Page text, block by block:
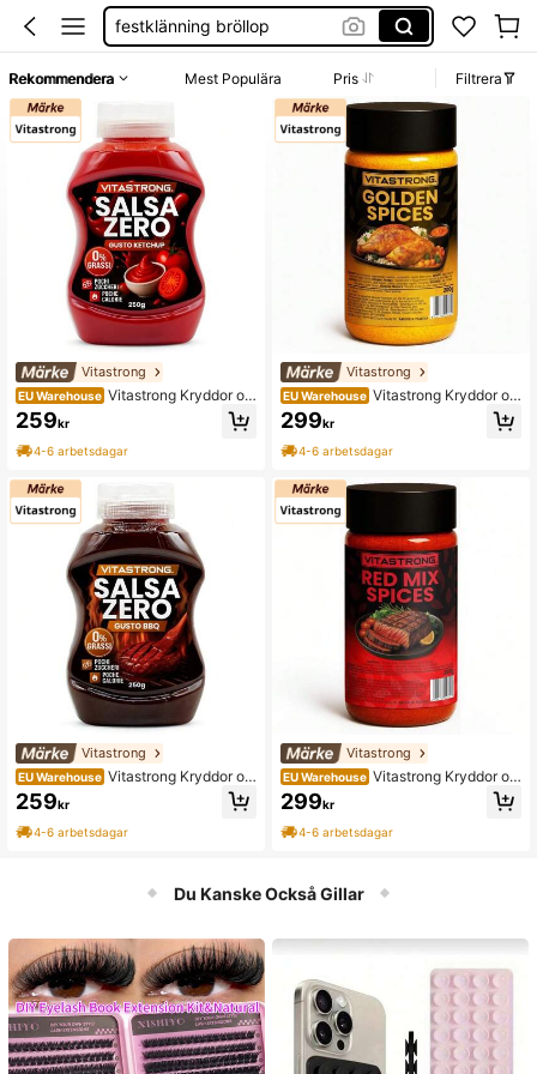
festklänning bröllop
vitastrong
Rekommendera Mest Populära Pris Filtrera
Vitastrong
EU Warehouse Vitastrong Kryddor oc
h smaksättningar
259kr
4-6 arbetsdagar
Vitastrong
EU Warehouse Vitastrong Kryddor oc
h smaksättningar
259kr
4-6 arbetsdagar
Vitastrong
EU Warehouse Vitastrong Kryddor oc
h smaksättningar
299kr
4-6 arbetsdagar
Vitastrong
EU Warehouse Vitastrong Kryddor oc
h smaksättningar
299kr
4-6 arbetsdagar
Du Kanske Också Gillar